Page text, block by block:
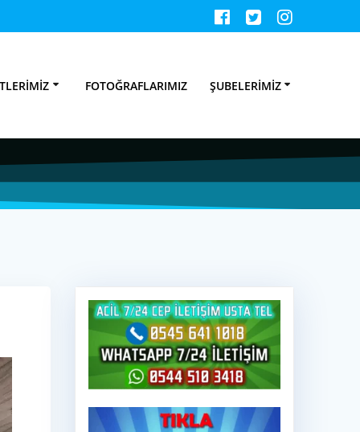
FOTOĞRAFLARIMIZ ŞUBELERIMIZ